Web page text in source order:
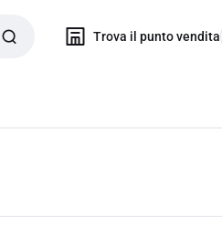
Trova il punto vendita